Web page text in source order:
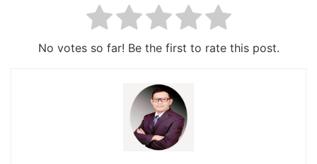
No votes so far! Be the first to rate this post.